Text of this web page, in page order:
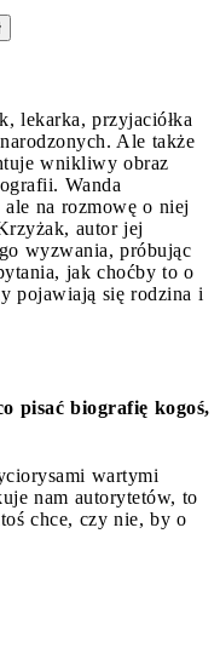
lekarka, przyjaciółka
Ale także
wnikliwy obraz
Wanda
na rozmowę o niej
autor jej
wyzwania, próbując
jak choćby to o
pojawiają się rodzina i
pisać biografię kogoś,
wartymi
nam autorytetów, to
chce, czy nie, by o